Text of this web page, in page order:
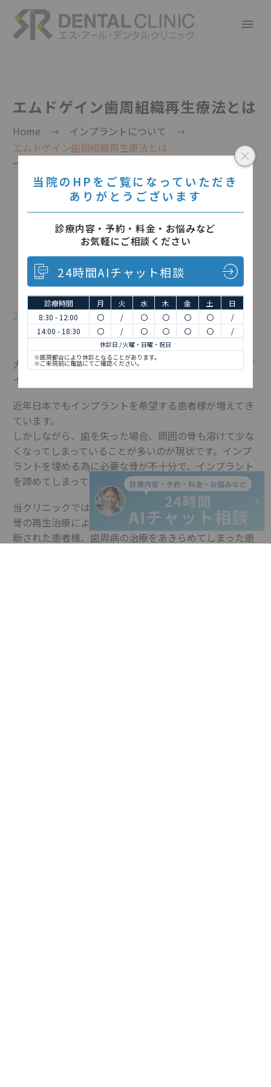
エムドゲイン歯周組織再生療法とは
Home
インプラントについて
エムドゲイン歯周組織再生療法とは
2021年9月18日
大きな可能性を秘めた歯周組織再生誘導材料のエムドゲ
インは、世界の様々な国で使用されています。
近年日本でもインプラントを希望する患者様が増えてき
ています。
しかしながら、歯を失った場合、周囲の骨も溶けて少な
くなってしまっていることが多いのが現状です。インプ
ラントを埋める為に必要な骨が不十分で、インプラント
を諦めてしまっている患者様も多いようです。
当クリニックでは様々な骨再生手術を行っております。
骨の再生治療により、他院ではインプラント不可能と診
断された患者様、歯周病の治療をあきらめてしまった患
当院のHPをご覧になっていただき
ありがとうございます
診療内容・予約・料金・お悩みなど
お気軽にご相談ください
24時間AIチャット相談
診療時間 月 火 水 木 金 土
日
8:30 - 12:00
〇 / 〇 〇 〇 〇
/
14:00 - 18:30
〇 / 〇 〇 〇 〇 /
休診日 / 火曜・日曜・祝日
※医院都合により休診となることがあります。
※ご来院前に電話にてご確認ください。